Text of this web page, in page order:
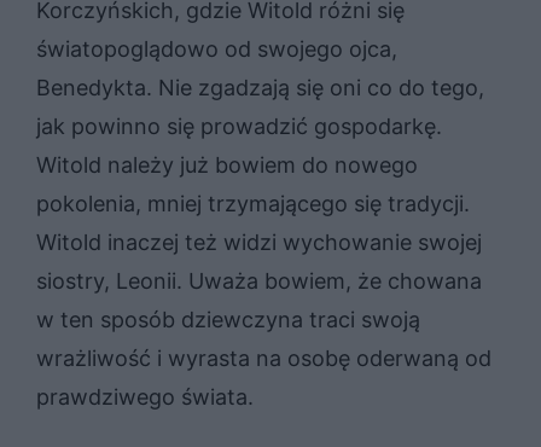
Korczyńskich, gdzie Witold różni się
światopoglądowo od swojego ojca,
Benedykta. Nie zgadzają się oni co do tego,
jak powinno się prowadzić gospodarkę.
Witold należy już bowiem do nowego
pokolenia, mniej trzymającego się tradycji.
Witold inaczej też widzi wychowanie swojej
siostry, Leonii. Uważa bowiem, że chowana
w ten sposób dziewczyna traci swoją
wrażliwość i wyrasta na osobę oderwaną od
prawdziwego świata.